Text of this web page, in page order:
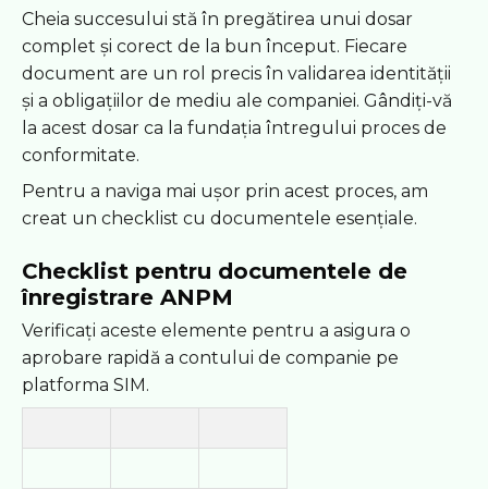
Cheia succesului stă în pregătirea unui dosar
complet și corect de la bun început. Fiecare
document are un rol precis în validarea identității
și a obligațiilor de mediu ale companiei. Gândiți-vă
la acest dosar ca la fundația întregului proces de
conformitate.
Pentru a naviga mai ușor prin acest proces, am
creat un checklist cu documentele esențiale.
Checklist pentru documentele de
înregistrare ANPM
Verificați aceste elemente pentru a asigura o
aprobare rapidă a contului de companie pe
platforma SIM.